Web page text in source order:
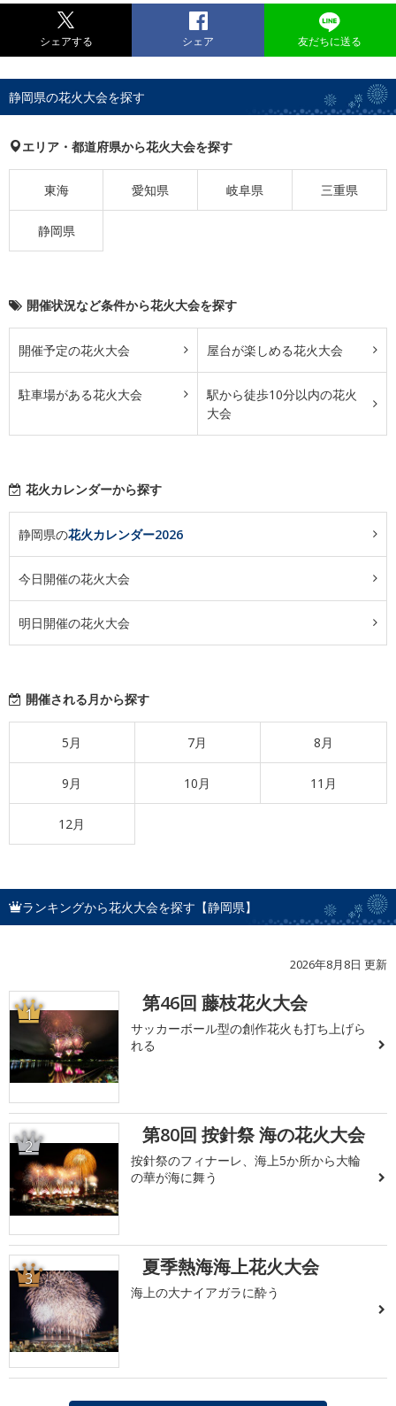
シェアする シェア 友だちに送る
静岡県の花火大会を探す
エリア・都道府県から花火大会を探す
東海 愛知県 岐阜県 三重県
静岡県
開催状況など条件から花火大会を探す
開催予定の花火大会 屋台が楽しめる花火大会
駐車場がある花火大会
駅から徒歩10分以内の花火
大会
花火カレンダーから探す
静岡県の花火カレンダー2026
今日開催の花火大会
明日開催の花火大会
開催される月から探す
5月 7月 8月
9月 10月 11月
12月
ランキングから花火大会を探す【静岡県】
2026年8月8日 更新
1 第46回 藤枝花火大会
サッカーボール型の創作花火も打ち上げら
れる
2 第80回 按針祭 海の花火大会
按針祭のフィナーレ、海上5か所から大輪
の華が海に舞う
3 夏季熱海海上花火大会
海上の大ナイアガラに酔う